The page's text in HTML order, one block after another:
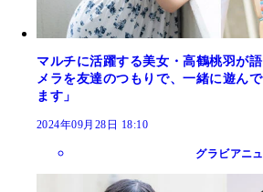
マルチに活躍する美女・高鶴桃羽が
メラを友達のつもりで、一緒に遊ん
ます」
2024年09月28日 18:10
グラビアニ